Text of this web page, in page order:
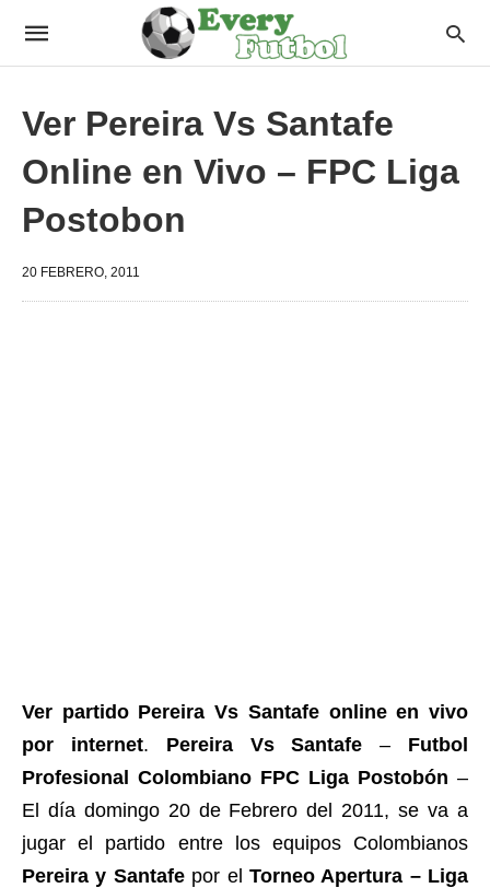
Ver Pereira Vs Santafe
Online en Vivo – FPC Liga
Postobon
20 FEBRERO, 2011
Ver partido Pereira Vs Santafe online en vivo
por internet. Pereira Vs Santafe – Futbol
Profesional Colombiano FPC Liga Postobón –
El día domingo 20 de Febrero del 2011, se va a
jugar el partido entre los equipos Colombianos
Pereira y Santafepor el Torneo Apertura – Liga